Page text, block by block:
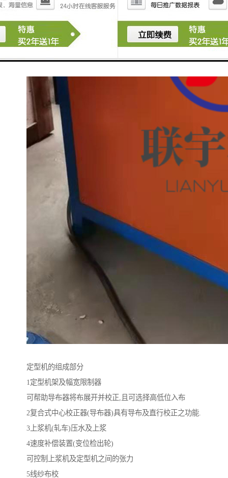
定型机的组成部分
1定型机架及幅宽限制器
可帮助导布器将布展开并校正,且可选择高低位入布
2复合式中心校正器(导布器)具有导布及直行校正之功能.
3上浆机(轧车)压水及上浆
4速度补偿装置(变位检出轮)
可控制上浆机及定型机之间的张力
5线纱布校